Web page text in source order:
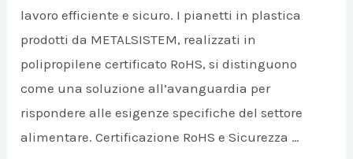
lavoro efficiente e sicuro. I pianetti in plastica
prodotti da METALSISTEM, realizzati in
polipropilene certificato RoHS, si distinguono
come una soluzione all’avanguardia per
rispondere alle esigenze specifiche del settore
alimentare. Certificazione RoHS e Sicurezza …